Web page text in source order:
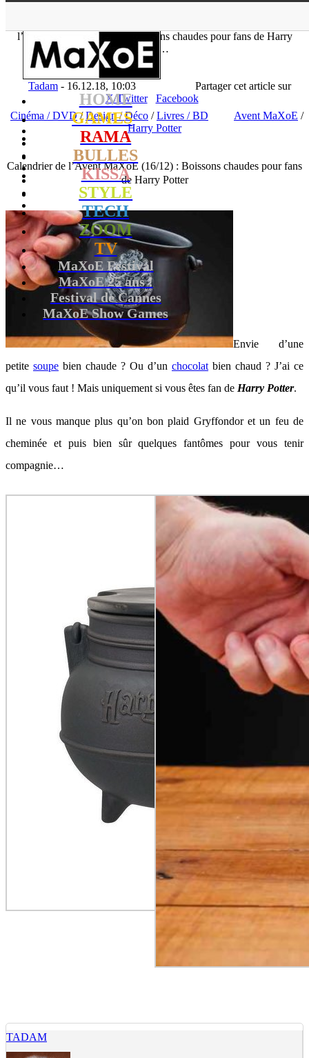
HOME
GAMES
RAMA
BULLES
KISSA
STYLE
TECH
ZOOM
TV
MaXoE Festival
MaXoE 25 ans !
Festival de Cannes
MaXoE Show Games
l’Avent MaXoE (16/12) : Boissons chaudes pour fans de Harry
Pott…
Tadam - 16.12.18, 10:03
Partager cet article sur
X/Twitter
Facebook
Cinéma / DVD/Design / Déco /Livres / BD Avent MaXoE /
Harry Potter
Calendrier de l’Avent MaXoE (16/12) : Boissons chaudes pour fans
de Harry Potter
Envie d’une
petite soupe bien chaude ? Ou d’un chocolat bien chaud ? J’ai ce
qu’il vous faut ! Mais uniquement si vous êtes fan de Harry Potter.
Il ne vous manque plus qu’on bon plaid Gryffondor et un feu de
cheminée et puis bien sûr quelques fantômes pour vous tenir
compagnie…
TADAM